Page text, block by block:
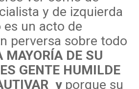
y de izquierda
un acto de
perversa sobre todo
MAYORÍA DE SU
GENTE HUMILDE
yporque su